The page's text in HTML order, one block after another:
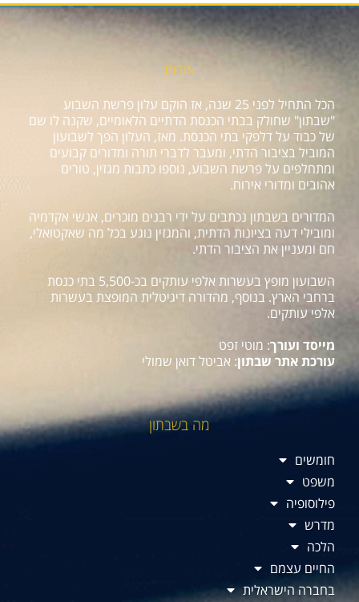
אודות
הכל התחיל לפני 25 שנה, אז הוקם עלון פרשת השבוע
"שבתון" שחולק בבתי הכנסת הדתיים הלאומיים, שקנה לו שם
של כבוד על דלפקי בתי הכנסת. מאז, העלון הפך לשבועון
המוביל בציבור הדתי, ומעבר לדברי תורה ומדורים קבועים
ומתחלפים על פרשת השבוע, נוספו כתבות מגזין, טורים
אהובים ומדורי אירוח.
המדורים בשבתון נכתבים על ידי רבנים מוכרים, אנשי אקדמיה
ומובילי דעה בציונות הדתית, והמגזין נוגע בכל מה שאקטואלי,
חם ומעניין את הציבור הדתי.
השבועון מופץ בעשרות אלפי עותקים בכ-5,500 בתי כנסת
ברחבי הארץ. בנוסף, מהדורה דיגיטלית המופצת בעשרות
אלפי עותקים.
מייסד ועורך: מוטי זפט
עורכת אתר שבתון: אביטל דואן שמולי
מה בשבתון
חומשים
משפט
פילוסופיה
מדרש
הלכה
החיים עצמם
בחברה הישראלית